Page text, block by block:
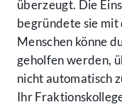
überzeugt. Die
begründete sie
Menschen könne
geholfen werden,
nicht automatisch
Ihr